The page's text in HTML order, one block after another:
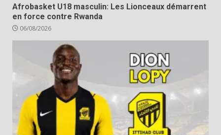
Afrobasket U18 masculin: Les Lionceaux démarrent
en force contre Rwanda
06/08/2026